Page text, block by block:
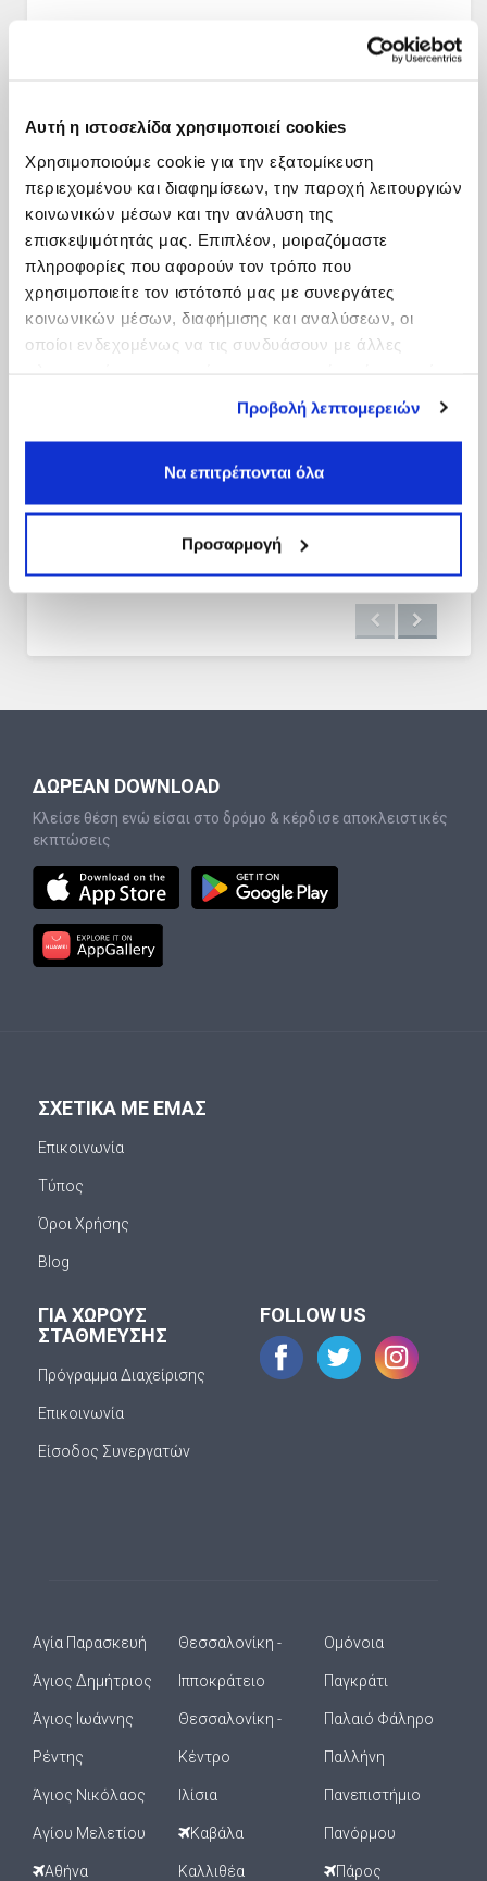
Αυτή η ιστοσελίδα χρησιμοποιεί cookies
Χρησιμοποιούμε cookie για την εξατομίκευση
περιεχομένου και διαφημίσεων, την παροχή λειτουργιών
κοινωνικών μέσων και την ανάλυση της
επισκεψιμότητάς μας. Επιπλέον, μοιραζόμαστε
πληροφορίες που αφορούν τον τρόπο που
χρησιμοποιείτε τον ιστότοπό μας με συνεργάτες
κοινωνικών μέσων, διαφήμισης και αναλύσεων, οι
οποίοι ενδεχομένως να τις συνδυάσουν με άλλες
Προβολή λεπτομερειών
Να επιτρέπονται όλα
Προσαρμογή
ΔΩΡΕΑΝ DOWNLOAD
Κλείσε θέση ενώ είσαι στο δρόμο & κέρδισε αποκλειστικές
εκπτώσεις
ΣΧΕΤΙΚΑ ΜΕ ΕΜΑΣ
Επικοινωνία
Τύπος
Όροι Χρήσης
Blog
ΓΙΑ ΧΩΡΟΥΣ
ΣΤΑΘΜΕΥΣΗΣ
Πρόγραμμα Διαχείρισης
Επικοινωνία
Είσοδος Συνεργατών
FOLLOW US
Αγία Παρασκευή
Άγιος Δημήτριος
Άγιος Ιωάννης
Ρέντης
Άγιος Νικόλαος
Αγίου Μελετίου
Αθήνα
Θεσσαλονίκη -
Ιπποκράτειο
Θεσσαλονίκη -
Κέντρο
Ιλίσια
Καβάλα
Καλλιθέα
Ομόνοια
Παγκράτι
Παλαιό Φάληρο
Παλλήνη
Πανεπιστήμιο
Πανόρμου
Πάρος